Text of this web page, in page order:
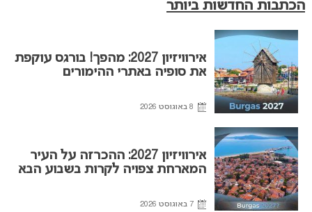
הכתבות החדשות ביותר
אירוויזיון 2027: מהפך! בורגס עוקפת
את סופיה באתרי ההימורים
8 באוגוסט 2026
אירוויזיון 2027: ההכרזה על העיר
המארחת צפויה לקרות בשבוע הבא
7 באוגוסט 2026